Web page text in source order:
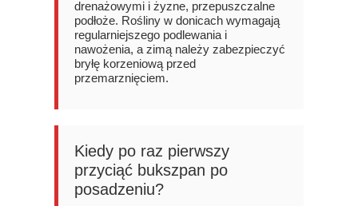
drenażowymi i żyzne, przepuszczalne
podłoże. Rośliny w donicach wymagają
regularniejszego podlewania i
nawożenia, a zimą należy zabezpieczyć
bryłę korzeniową przed
przemarznięciem.
Kiedy po raz pierwszy
przyciąć bukszpan po
posadzeniu?